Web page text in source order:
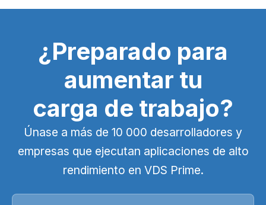
¿Preparado para
aumentar tu
carga de trabajo?
Únase a más de 10 000 desarrolladores y
empresas que ejecutan aplicaciones de alto
rendimiento en VDS Prime.